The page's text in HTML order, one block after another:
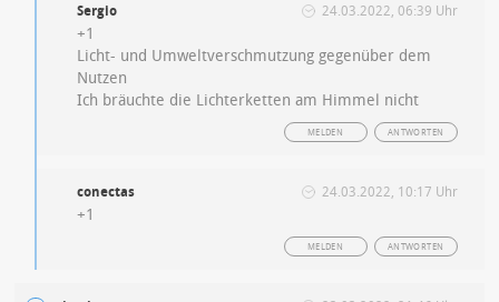
Sergio 24.03.2022, 06:39 Uhr
+1
Licht- und Umweltverschmutzung gegenüber dem
Nutzen
Ich bräuchte die Lichterketten am Himmel nicht
ANTWORTEN
MELDEN
conectas 24.03.2022, 10:17 Uhr
+1
ANTWORTEN
MELDEN